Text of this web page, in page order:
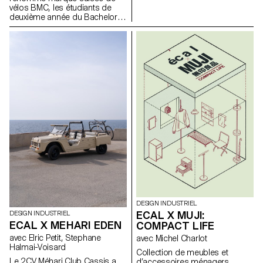
vélos BMC, les étudiants de
deuxième année du Bachelor
en design industriel, sous la
concevoir une
microarchitecture qui réponde
aux préoccupations actuelles,
favorise les interactions
sociales et offre une expérience
de vie unique.
DESIGN INDUSTRIEL
ECAL X MEHARI EDEN
avec Elric Petit, Stephane
Halmai-Voisard
DESIGN INDUSTRIEL
ECAL X MUJI:
COMPACT LIFE
avec Michel Charlot
Collection de meubles et